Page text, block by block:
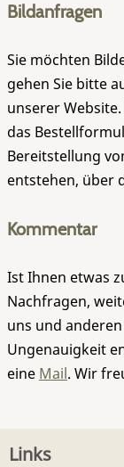
Bildanfragen
Sie möchten
gehen Sie bitte
unserer
das
Bereitstellung
entstehen, über
Kommentar
Ist Ihnen etwas
Nachfragen,
uns und
Ungenauigkeit
eine Mail. Wir
Links